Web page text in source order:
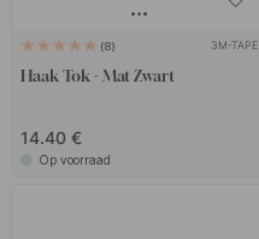
8 3M-TAPE
Haak Tok - Mat Zwart
14.40 €
Op voorraad